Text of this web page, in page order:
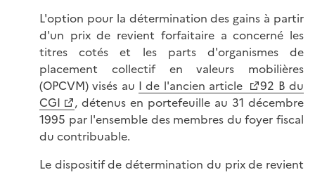
L'option pour la détermination des gains à partir
d'un prix de revient forfaitaire a concerné les
titres cotés et les parts d'organismes de
placement collectif en valeurs mobilières
(OPCVM) visés au I de l'ancien article
92 B du
CGI
, détenus en portefeuille au 31 décembre
1995 par l'ensemble des membres du foyer fiscal
du contribuable.
Le dispositif de détermination du prix de revient